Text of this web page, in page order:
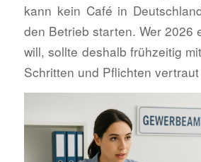
kann kein Café in
den Betrieb starten. Wer 2026
will, sollte deshalb frühzeitig
Schritten und Pflichten